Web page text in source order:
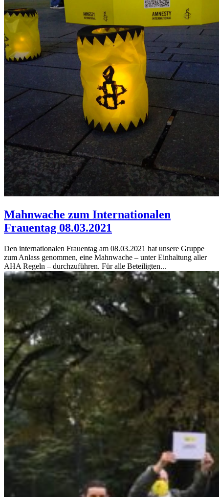
Mahnwache zum Internationalen
Frauentag 08.03.2021
Den internationalen Frauentag am 08.03.2021 hat unsere Gruppe
zum Anlass genommen, eine Mahnwache – unter Einhaltung aller
AHA Regeln – durchzuführen. Für alle Beteiligten...